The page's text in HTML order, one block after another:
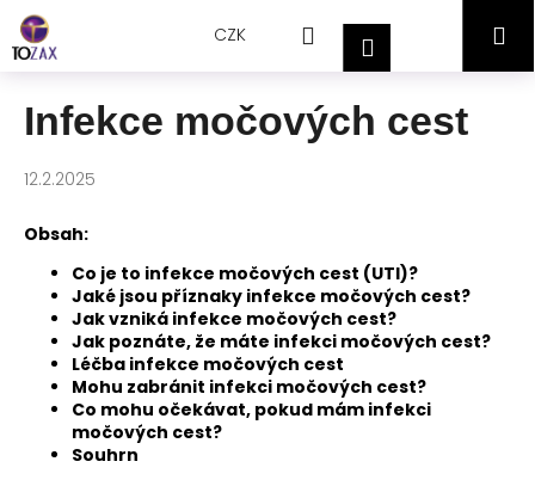
Přejít
obsah
CZK HledatPřihlášeníNákupní
košík
Infekce močových cest
12.2.2025
Obsah:
Co je to infekce močových cest (UTI)?
Jaké jsou příznaky infekce močových cest?
Jak vzniká infekce močových cest?
Jak poznáte, že máte infekci močových cest?
Léčba infekce močových cest
Mohu zabránit infekci močových cest?
Co mohu očekávat, pokud mám infekci
močových cest?
Souhrn
o
C
p
o